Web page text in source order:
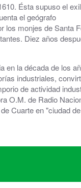
Ésta supuso el
el geógrafo
los monjes de Santa
Diez años
en la década de los
industriales,
de actividad
O.M. de Radio
Cuarte en "ciudad